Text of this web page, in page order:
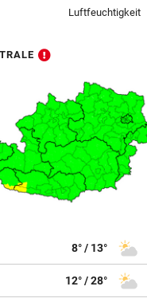
Luftfeuchtigkeit
8° / 13°
12° / 28°